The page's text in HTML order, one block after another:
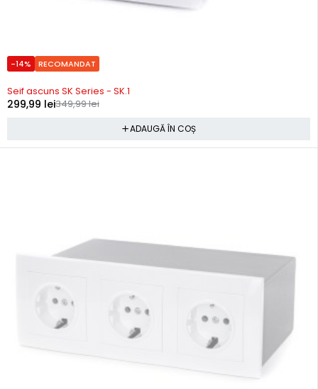
-14% RECOMANDAT
In stoc
Seif ascuns SK Series - SK.1
349,99lei
299,99 lei
ADAUGĂ ÎN COȘ